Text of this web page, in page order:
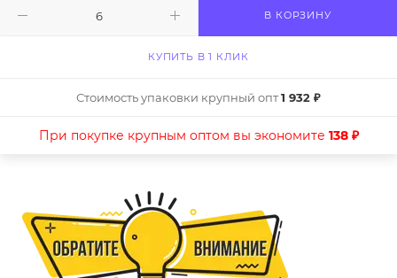
В КОРЗИНУ
КУПИТЬ В 1 КЛИК
Стоимость упаковки крупный опт1 932 ₽
При покупке крупным оптом вы экономите 138 ₽